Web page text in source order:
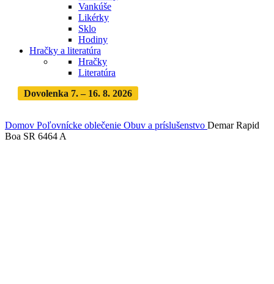
Vankúše
Likérky
Sklo
Hodiny
Hračky a literatúra
Hračky
Literatúra
Dovolenka 7. – 16. 8. 2026
Domov Poľovnícke oblečenie Obuv a príslušenstvo Demar Rapid
Boa SR 6464 A